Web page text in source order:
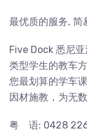
最优质的服务, 简
Five Dock 悉尼
类型学生的教车
您最划算的学车
因材施教，为无
粤 语: 0428 226